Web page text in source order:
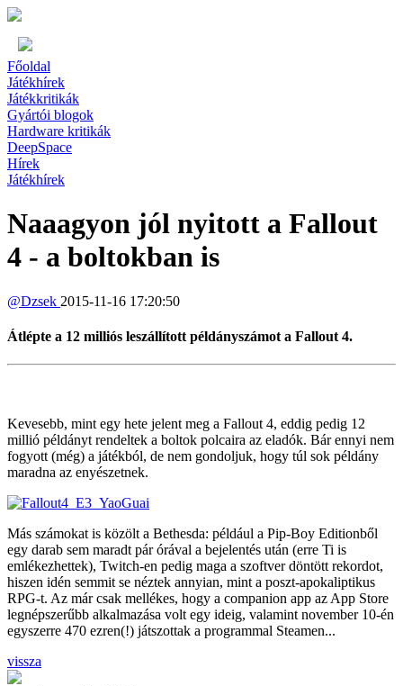
Főoldal
Játékhírek
Játékkritikák
Gyártói blogok
Hardware kritikák
DeepSpace
Hírek
Játékhírek
Naaagyon jól nyitott a Fallout
4 - a boltokban is
@Dzsek 2015-11-16 17:20:50
Átlépte a 12 milliós leszállított példányszámot a Fallout 4.
Kevesebb, mint egy hete jelent meg a Fallout 4, eddig pedig 12
millió példányt rendeltek a boltok polcaira az eladók. Bár ennyi nem
fogyott (még) a játékból, de nem gondoljuk, hogy túl sok példány
maradna az enyészetnek.
Más számokat is közölt a Bethesda: például a Pip-Boy Editionből
egy darab sem maradt pár órával a bejelentés után (erre Ti is
emlékezhettek), Twitch-en pedig maga a szoftver döntött rekordot,
hiszen idén semmit se néztek annyian, mint a poszt-apokaliptikus
RPG-t. Az már csak mellékes, hogy a companion app az App Store
legnépszerűbb alkalmazása volt egy ideig, valamint november 10-én
egyszerre 470 ezren(!) játszottak a programmal Steamen...
vissza